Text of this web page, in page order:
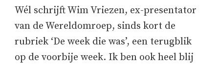
Wél schrijft Wim Vriezen, ex-presentator
van de Wereldomroep, sinds kort de
rubriek ‘De week die was’, een terugblik
op de voorbije week. Ik ben ook heel blij